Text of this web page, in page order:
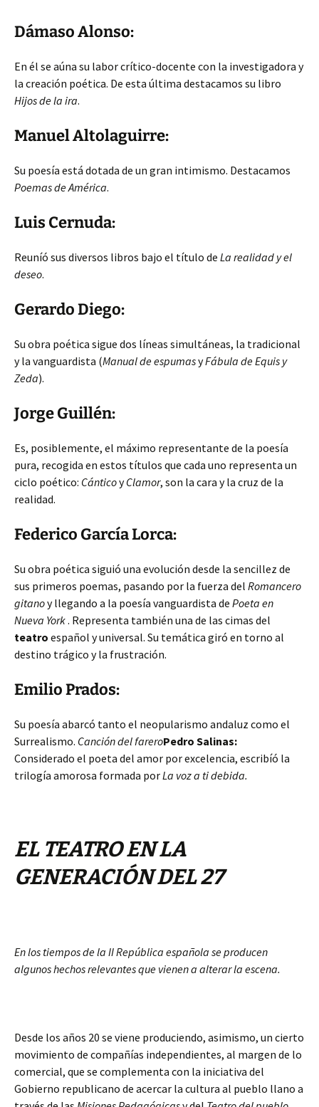
Dámaso Alonso:
En él se aúna su labor crítico-docente con la investigadora y
la creación poética. De esta última destacamos su libro
Hijos de la ira.
Manuel Altolaguirre:
Su poesía está dotada de un gran intimismo. Destacamos
Poemas de América.
Luis Cernuda:
Reuníó sus diversos libros bajo el título de La realidad y el
deseo.
Gerardo Diego:
Su obra poética sigue dos líneas simultáneas, la tradicional
y la vanguardista (Manual de espumasyFábula de Equis y
Zeda).
Jorge Guillén:
Es, posiblemente, el máximo representante de la poesía
pura, recogida en estos títulos que cada uno representa un
ciclo poético: CánticoyClamor, son la cara y la cruz de la
realidad.
Federico García Lorca:
Su obra poética siguió una evolución desde la sencillez de
sus primeros poemas, pasando por la fuerza del Romancero
gitanoy llegando a la poesía vanguardista de Poeta en
Nueva York. Representa también una de las cimas del
teatro español y universal. Su temática giró en torno al
destino trágico y la frustración.
Emilio Prados:
Su poesía abarcó tanto el neopularismo andaluz como el
Surrealismo. Canción del fareroPedro Salinas:
Considerado el poeta del amor por excelencia, escribíó la
trilogía amorosa formada porLa voz a ti debida.
EL TEATRO EN LA
GENERACIÓN DEL 27
En los tiempos de la II República española se producen
algunos hechos relevantes que vienen a alterar la escena.
Desde los años 20 se viene produciendo, asimismo, un cierto
movimiento de compañías independientes, al margen de lo
comercial, que se complementa con la iniciativa del
Gobierno republicano de acercar la cultura al pueblo llano a